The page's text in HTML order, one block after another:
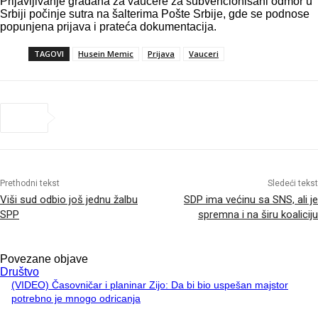
Srbiji počinje sutra na šalterima Pošte Srbije, gde se podnose
popunjena prijava i prateća dokumentacija.
TAGOVI Husein Memic Prijava Vauceri
Prethodni tekst
Viši sud odbio još jednu žalbu
SPP
Sledeći tekst
SDP ima većinu sa SNS, ali je
spremna i na širu koaliciju
Povezane objave
Društvo
(VIDEO) Časovničar i planinar Zijo: Da bi bio uspešan majstor
potrebno je mnogo odricanja